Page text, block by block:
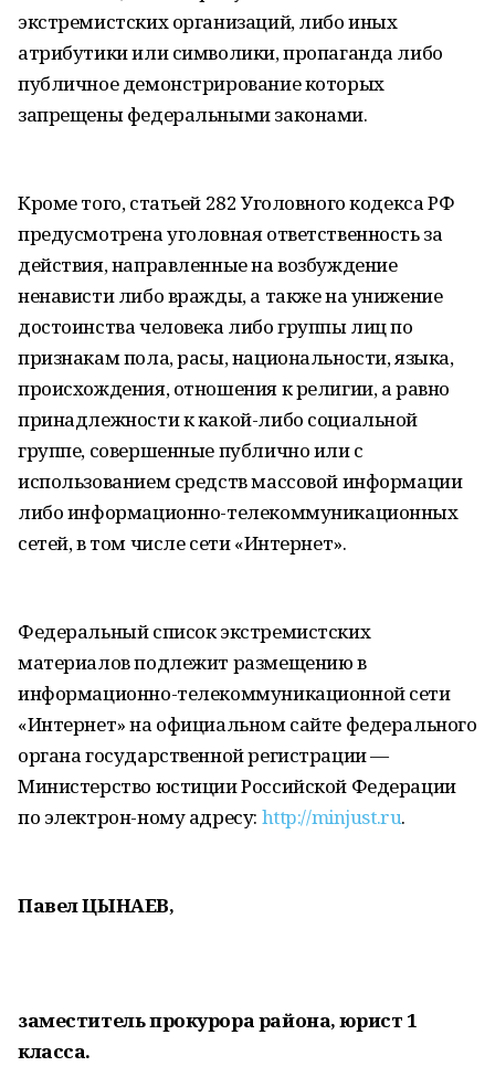
экстремистских организаций, либо иных
атрибутики или символики, пропаганда либо
публичное демонстрирование которых
запрещены федеральными законами.
Кроме того, статьей 282 Уголовного кодекса РФ
предусмотрена уголовная ответственность за
действия, направленные на возбуждение
ненависти либо вражды, а также на унижение
достоинства человека либо группы лиц по
признакам пола, расы, национальности, языка,
происхождения, отношения к религии, а равно
принадлежности к какой-либо социальной
группе, совершенные публично или с
использованием средств массовой информации
либо информационно-телекоммуникационных
сетей, в том числе сети «Интернет».
Федеральный список экстремистских
материалов подлежит размещению в
информационно-телекоммуникационной сети
«Интернет» на официальном сайте федерального
органа государственной регистрации —
Министерство юстиции Российской Федерации
по электрон-ному адресу: http://minjust.ru.
Павел ЦЫНАЕВ,
заместитель прокурора района, юрист 1
класса.